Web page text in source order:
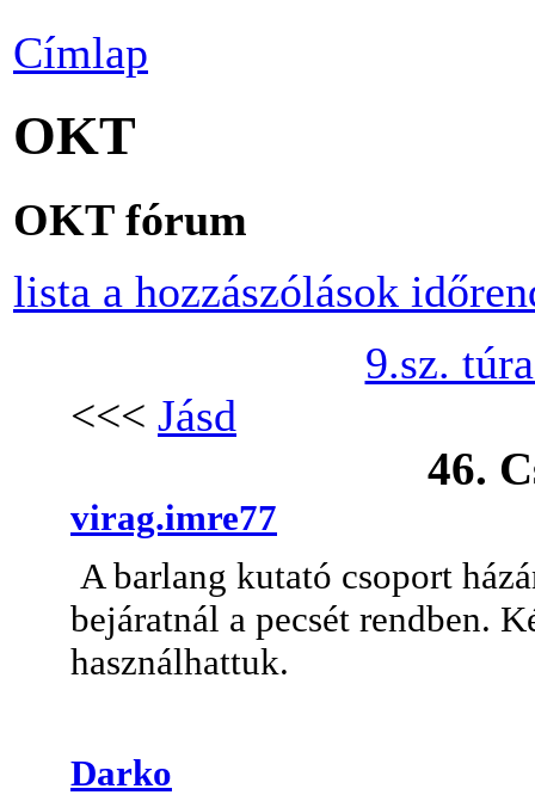
Címlap
OKT
OKT fórum
lista a hozzászólások
9.sz.
<<< Jásd
46.
virag.imre77
A barlang kutató csoport
bejáratnál a pecsét rendben.
használhattuk.
Darko